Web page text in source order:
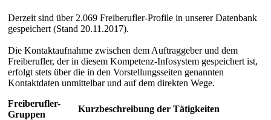
Derzeit sind über 2.069 Freiberufler-Profile in unserer Datenbank
gespeichert (Stand 20.11.2017).
Die Kontaktaufnahme zwischen dem Auftraggeber und dem
Freiberufler, der in diesem Kompetenz-Infosystem gespeichert ist,
erfolgt stets über die in den Vorstellungsseiten genannten
Kontaktdaten unmittelbar und auf dem direkten Wege.
Freiberufler-
Gruppen
Kurzbeschreibung der Tätigkeiten